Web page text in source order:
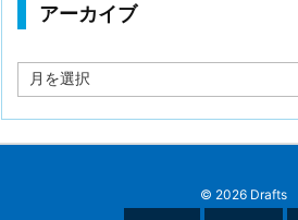
アーカイブ
ー
© 2026 Drafts